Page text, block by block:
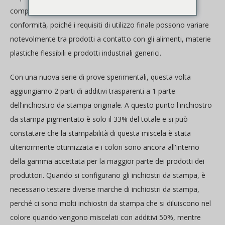
comportamento di migrazione, idoneità al processo e
conformità, poiché i requisiti di utilizzo finale possono variare
notevolmente tra prodotti a contatto con gli alimenti, materie
plastiche flessibili e prodotti industriali generici.
Con una nuova serie di prove sperimentali, questa volta
aggiungiamo 2 parti di additivi trasparenti a 1 parte
dell'inchiostro da stampa originale. A questo punto l'inchiostro
da stampa pigmentato è solo il 33% del totale e si può
constatare che la stampabilità di questa miscela è stata
ulteriormente ottimizzata e i colori sono ancora all'interno
della gamma accettata per la maggior parte dei prodotti dei
produttori. Quando si configurano gli inchiostri da stampa, è
necessario testare diverse marche di inchiostri da stampa,
perché ci sono molti inchiostri da stampa che si diluiscono nel
colore quando vengono miscelati con additivi 50%, mentre